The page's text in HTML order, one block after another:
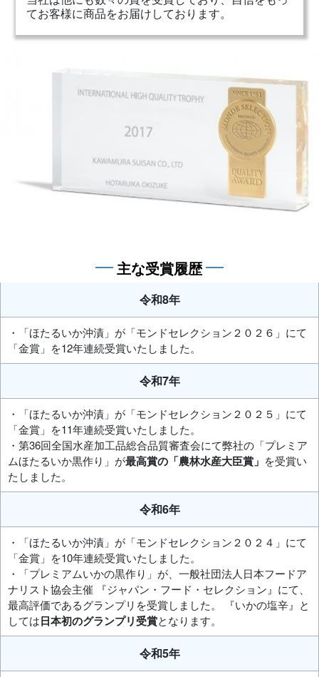
てお客様に商品をお届けしております。
主な受賞履歴
令和8年
・「ほたるいか沖漬」が「モンドセレクション２０２６」にて
「金賞」を12年連続受賞いたしました。
令和7年
・「ほたるいか沖漬」が「モンドセレクション２０２５」にて
「金賞」を11年連続受賞いたしました。
・第36回全国水産加工品総合品質審査会にて弊社の「プレミア
ムほたるいか黒作り」が最高賞の「農林水産大臣賞」 を受賞い
たしました。
令和6年
・「ほたるいか沖漬」が「モンドセレクション２０２４」にて
「金賞」を10年連続受賞いたしました。
・「プレミアムいかの黒作り」が、一般社団法人日本フードア
ナリスト協会主催 『ジャパン・フード・セレクション』にて、
最高評価であるグランプリを受賞しました。 『いかの塩辛』と
しては日本初のグランプリ受賞となります。
令和5年